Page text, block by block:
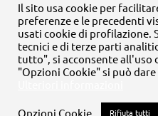
© Copyright 2020 -2026 |
progetto della
Facebook
Il sito usa cookie per
preferenze e le precedenti
usati cookie di profilazione.
tecnici e di terze parti
tutto", si acconsente all'uso
"Opzioni Cookie" si può
Opzioni Cookie Rifiuta tutti